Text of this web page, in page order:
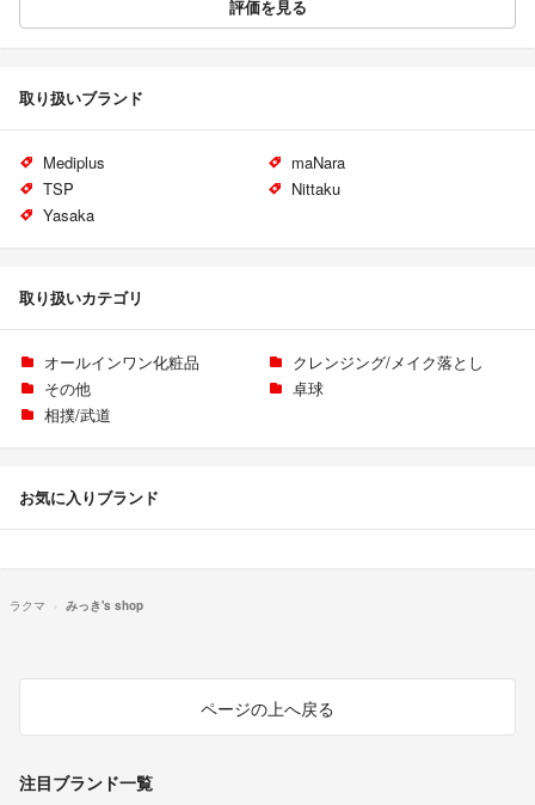
評価を見る
取り扱いブランド
Mediplus
maNara
TSP
Nittaku
Yasaka
取り扱いカテゴリ
オールインワン化粧品
クレンジング/メイク落とし
その他
卓球
相撲/武道
お気に入りブランド
ラクマ みっき's shop
ページの上へ戻る
注目ブランド一覧